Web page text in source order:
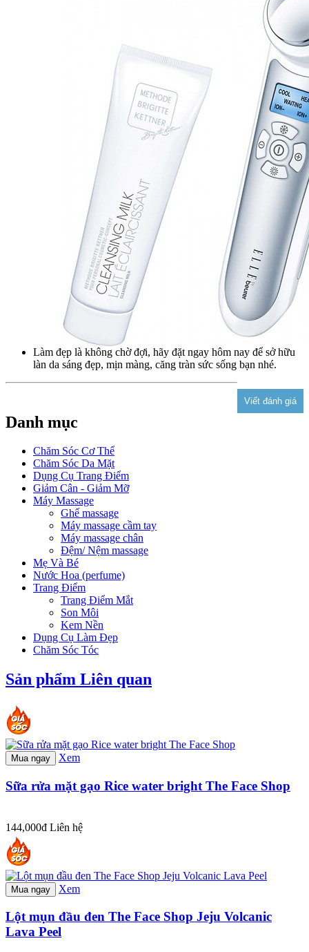
Làm đẹp là không chờ đợi, hãy đặt ngay hôm nay để sở hữu
làn da sáng đẹp, mịn màng, căng tràn sức sống bạn nhé.
Danh mục
Chăm Sóc Cơ Thể
Chăm Sóc Da Mặt
Dụng Cụ Trang Điểm
Giảm Cân - Giảm Mỡ
Máy Massage
Ghế massage
Máy massage cầm tay
Máy massage chân
Đệm/ Nệm massage
Mẹ Và Bé
Nước Hoa (perfume)
Trang Điểm
Trang Điểm Mắt
Son Môi
Kem Nền
Dụng Cụ Làm Đẹp
Chăm Sóc Tóc
Sản phẩm Liên quan
Mua ngay Xem
Sữa rửa mặt gạo Rice water bright The Face Shop
144,000đ Liên hệ
Mua ngay Xem
Lột mụn đầu đen The Face Shop Jeju Volcanic
Lava Peel